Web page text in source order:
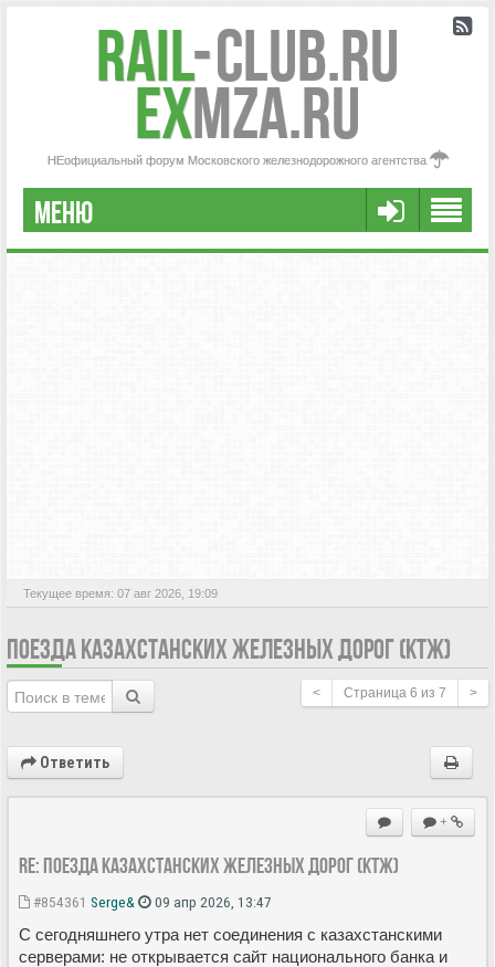
Rail-Club.RU
exMZA.RU
НЕофициальный форум Московского железнодорожного агентства
МЕНЮ
РЕГИСТРАЦИЯ
Текущее время: 07 авг 2026, 19:09
ПОЕЗДА КАЗАХСТАНСКИХ ЖЕЛЕЗНЫХ ДОРОГ (КТЖ)
< Страница 6 из 7 >
Ответить
+
Re: Поезда Казахстанских железных дорог (КТЖ)
#854361 Serge& 09 апр 2026, 13:47
С сегодняшнего утра нет соединения с казахстанскими
серверами: не открывается сайт национального банка и